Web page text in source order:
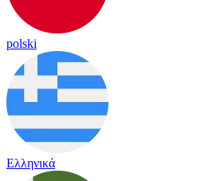
polski
Ελληνικά